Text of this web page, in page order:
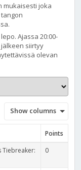
mukaisesti joka
Ajassa 20:00-
siirtyy
olevan
Show columns
Points
Tiebreaker:
0